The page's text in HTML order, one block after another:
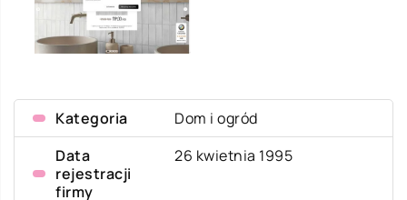
Kategoria
Dom i ogród
Data
rejestracji
firmy
26 kwietnia 1995